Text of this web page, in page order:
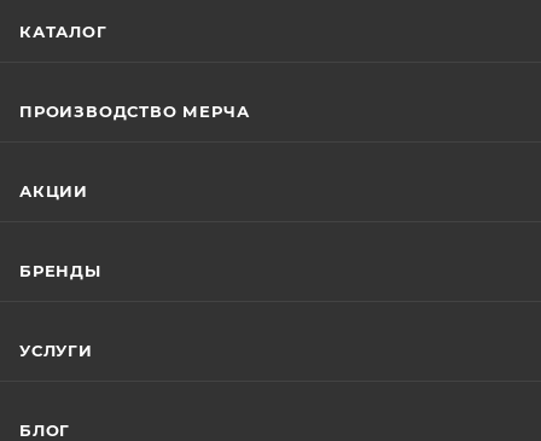
КАТАЛОГ
ПРОИЗВОДСТВО МЕРЧА
АКЦИИ
БРЕНДЫ
УСЛУГИ
БЛОГ